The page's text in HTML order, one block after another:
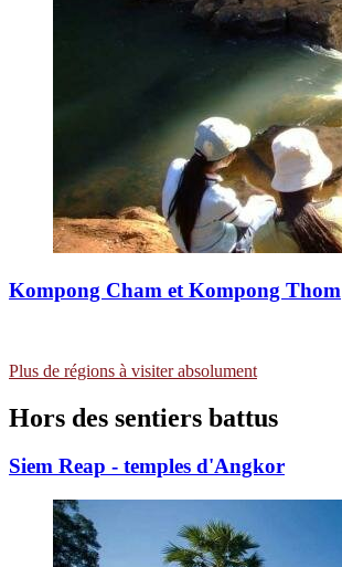
Kompong Cham et Kompong Thom
Plus de régions à visiter absolument
Hors des sentiers battus
Siem Reap - temples d'Angkor